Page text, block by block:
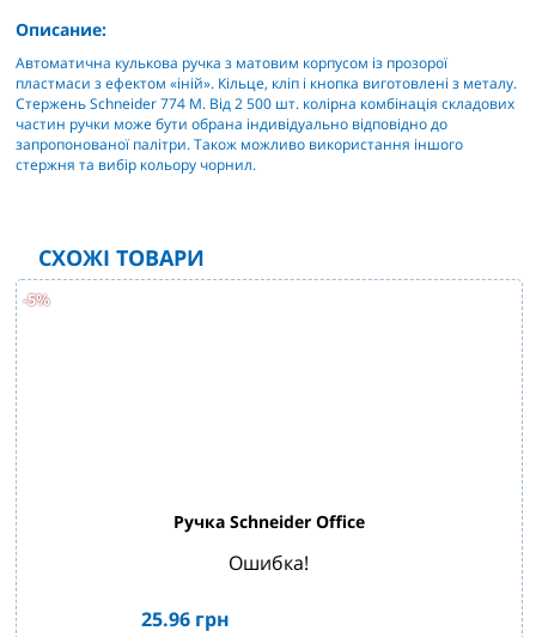
Описание:
Автоматична кулькова ручка з матовим корпусом із прозорої
пластмаси з ефектом «іній». Кільце, кліп і кнопка виготовлені з металу.
Стержень Schneider 774 М. Від 2 500 шт. колірна комбінація складових
частин ручки може бути обрана індивідуально відповідно до
запропонованої палітри. Також можливо використання іншого
стержня та вибір кольору чорнил.
СХОЖІ ТОВАРИ
-5%
Ручка Schneider Office
Ошибка!
25.96 грн